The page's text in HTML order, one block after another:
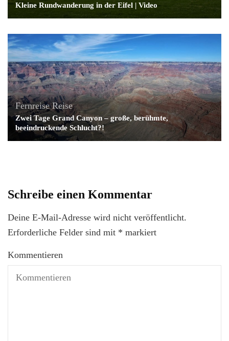
Kleine Rundwanderung in der Eifel | Video
Fernreise Reise
Zwei Tage Grand Canyon – große, berühmte,
beeindruckende Schlucht?!
Schreibe einen Kommentar
Deine E-Mail-Adresse wird nicht veröffentlicht.
Erforderliche Felder sind mit * markiert
Kommentieren